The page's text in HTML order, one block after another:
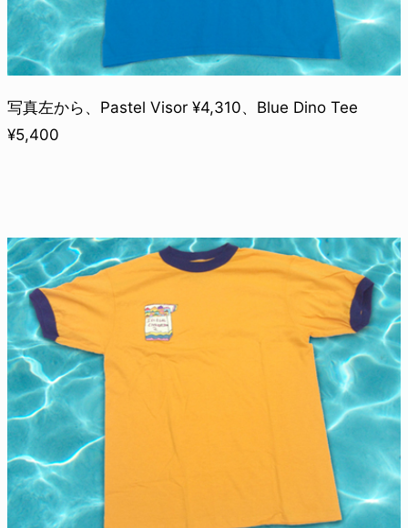
写真左から、Pastel Visor ¥4,310、Blue Dino Tee
¥5,400